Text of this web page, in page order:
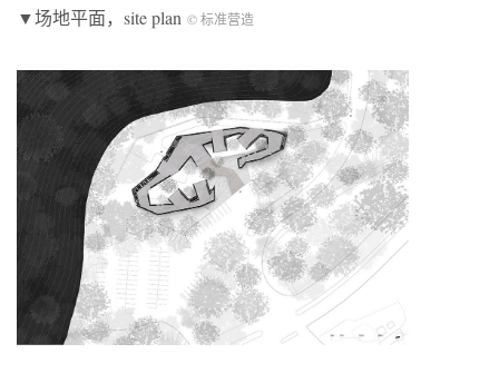
▼场地平面，site plan © 标准营造